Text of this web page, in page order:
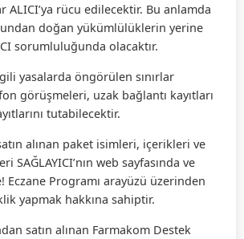
ALICI’ya rücu edilecektir. Bu anlamda
doğan yükümlülüklerin yerine
sorumluluğunda olacaktır.
yasalarda öngörülen sınırlar
görüşmeleri, uzak bağlantı kayıtları
tutabilecektir.
alınan paket isimleri, içerikleri ve
SAĞLAYICI’nın web sayfasında ve
Eczane Programı arayüzü üzerinden
yapmak hakkına sahiptir.
satın alınan Farmakom Destek